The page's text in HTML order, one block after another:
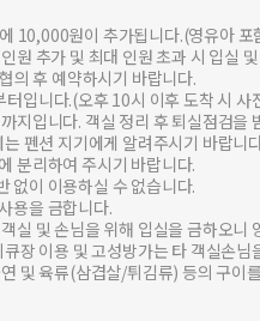
10,000원이 추가됩니다.(영유아 포
원 추가 및 최대 인원 초과 시 입실
의 후 예약하시기 바랍니다.
입니다.(오후 10시 이후 도착 시
지입니다. 객실 정리 후 퇴실점검을
펜션 지기에게 알려주시기 바랍니
분리하여 주시기 바랍니다.
없이 이용하실 수 없습니다.
용을 금합니다.
실 및 손님을 위해 입실을 금하오니
장 이용 및 고성방가는 타 객실손
및 육류(삼겹살/튀김류) 등의 구이